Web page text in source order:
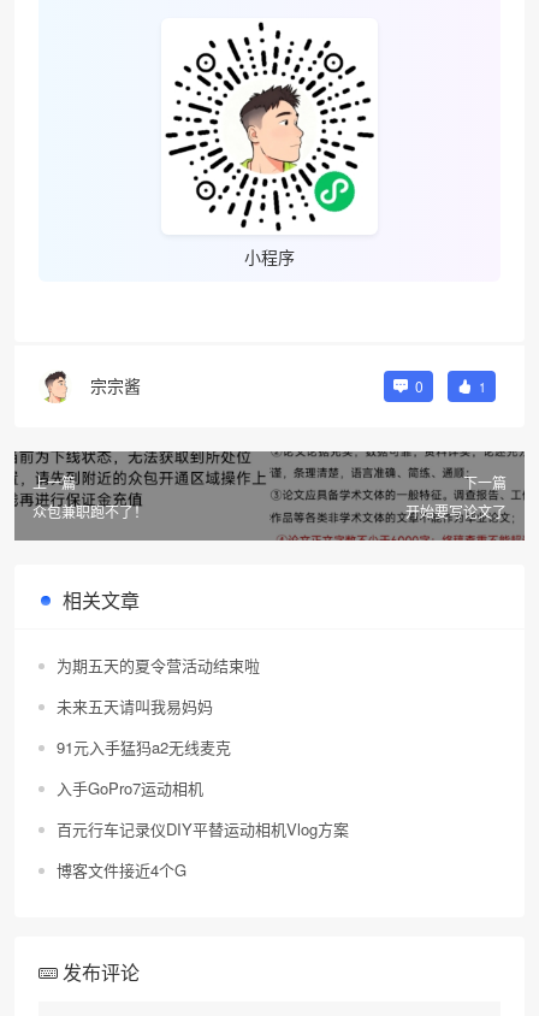
小程序
宗宗酱 0 1
上一篇
众包兼职跑不了！
下一篇
开始要写论文了
相关文章
为期五天的夏令营活动结束啦
未来五天请叫我易妈妈
91元入手猛犸a2无线麦克
入手GoPro7运动相机
百元行车记录仪DIY平替运动相机Vlog方案
博客文件接近4个G
发布评论